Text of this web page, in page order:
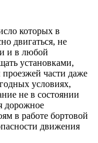
которых в
двигаться, не
и в любой
установками,
части даже
условиях,
не в состоянии
дорожное
в работе бортовой
движения